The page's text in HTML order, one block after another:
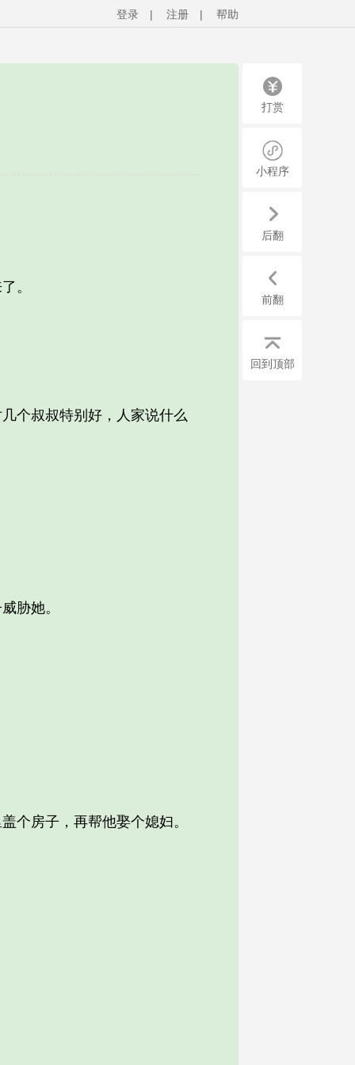
登录 | 注册 | 帮助
。
个叔叔特别好，人家说什么
胁她。
房子，再帮他娶个媳妇。
打赏
小程序
后翻
前翻
回到顶部